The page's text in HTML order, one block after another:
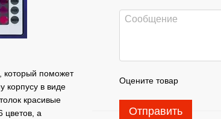
который поможет
корпусу в виде
красивые
цветов, а
Оцените товар
Отправить